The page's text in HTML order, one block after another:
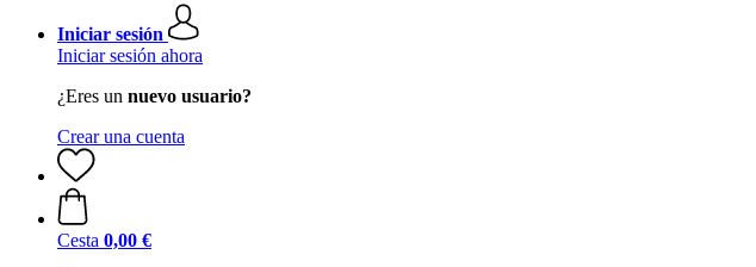
Iniciar sesión
Iniciar sesión ahora
¿Eres un nuevo usuario?
Crear una cuenta
Cesta 0,00 €